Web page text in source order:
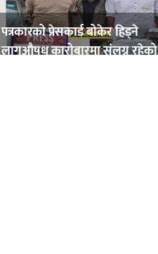
पत्रकारको प्रेसकार्ड बोकेर हिड्ने
लागुऔषध कारोबारमा संलग्न रहेको